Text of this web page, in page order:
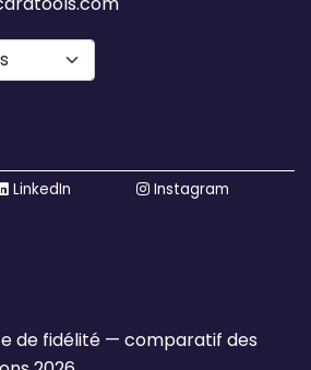
LinkedIn Instagram
de fidélité — comparatif des